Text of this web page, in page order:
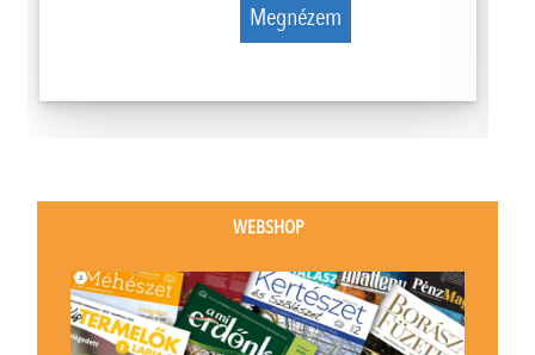
Megnézem
WEBSHOP